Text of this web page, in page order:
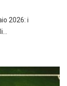
2026: i